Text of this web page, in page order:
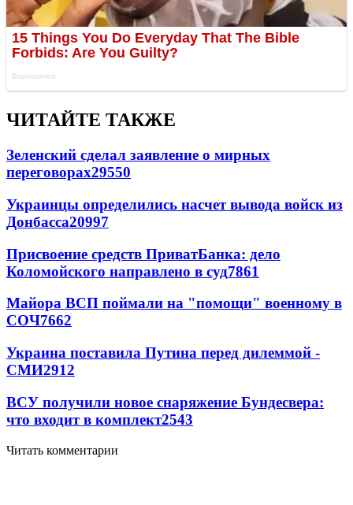
ЧИТАЙТЕ ТАКЖЕ
Зеленский сделал заявление о мирных
переговорах29550
Украинцы определились насчет вывода войск из
Донбасса20997
Присвоение средств ПриватБанка: дело
Коломойского направлено в суд7861
Майора ВСП поймали на "помощи" военному в
СОЧ7662
Украина поставила Путина перед дилеммой -
СМИ2912
ВСУ получили новое снаряжение Бундесвера:
что входит в комплект2543
Читать комментарии